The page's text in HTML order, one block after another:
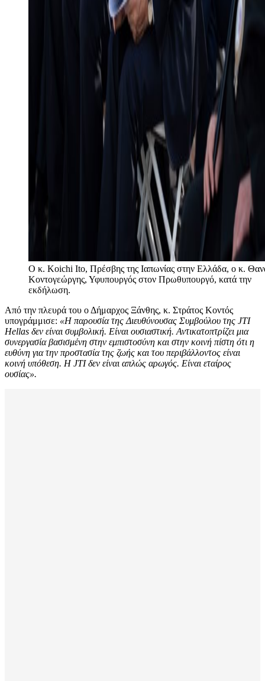
Ο κ. Koichi Ito, Πρέσβης της Ιαπωνίας στην Ελλάδα, ο κ.
Κοντογεώργης, Υφυπουργός στον Πρωθυπουργό, κατά την
εκδήλωση.
Από την πλευρά του ο Δήμαρχος Ξάνθης, κ. Στράτος Κοντός
υπογράμμισε: «Η παρουσία της Διευθύνουσας Συμβούλου της JTI
Hellas δεν είναι συμβολική. Είναι ουσιαστική. Αντικατοπτρίζει μια
συνεργασία βασισμένη στην εμπιστοσύνη και στην κοινή πίστη ότι η
ευθύνη για την προστασία της ζωής και του περιβάλλοντος είναι
κοινή υπόθεση. Η JTI δεν είναι απλώς αρωγός. Είναι εταίρος
ουσίας».